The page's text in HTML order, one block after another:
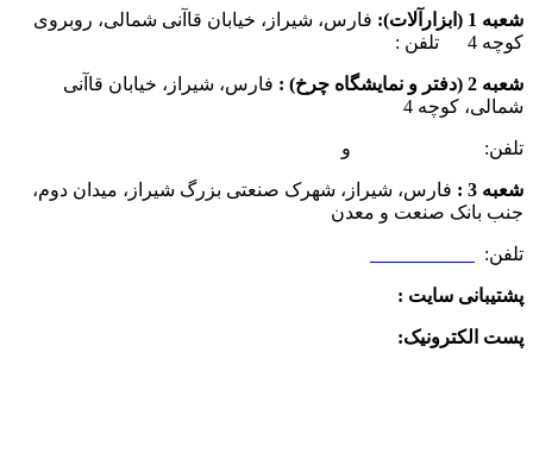
شعبه 1 (ابزارآلات):
فارس، شیراز، خیابان قاآنی شمالی، روبروی
کوچه 4 تلفن :
شعبه 2 (دفتر و نمایشگاه چرخ) :
فارس، شیراز، خیابان قاآنی
شمالی، کوچه 4
تلفن: و
شعبه 3 :
فارس، شیراز، شهرک صنعتی بزرگ شیراز، میدان دوم،
جنب بانک صنعت و معدن
تلفن:
پشتیبانی سایت :
پست الکترونیک: